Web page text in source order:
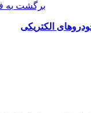
برگشت به
الکتریکی